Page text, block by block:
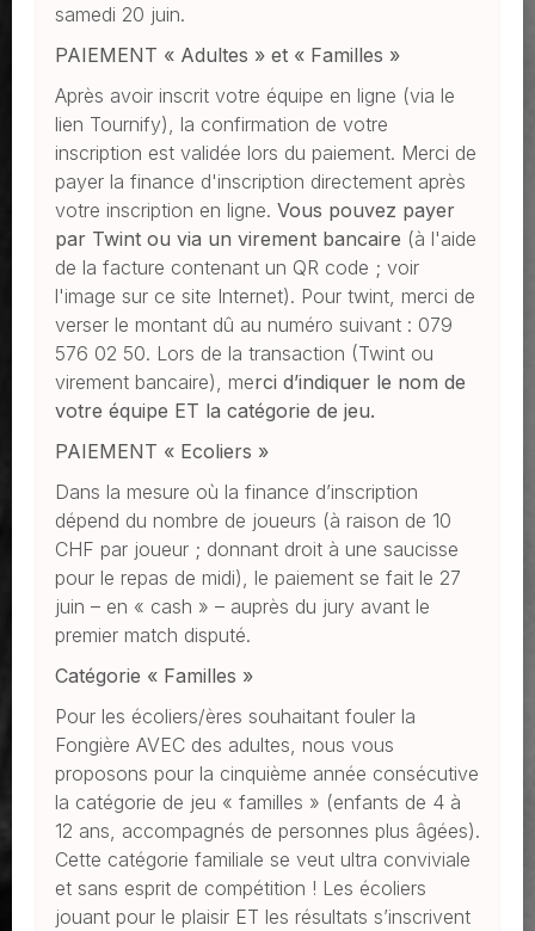
samedi 20 juin.
PAIEMENT « Adultes » et « Familles »
Après avoir inscrit votre équipe en ligne (via le
lien Tournify), la confirmation de votre
inscription est validée lors du paiement. Merci de
payer la finance d'inscription directement après
votre inscription en ligne. Vous pouvez payer
par Twint ou via un virement bancaire (à l'aide
de la facture contenant un QR code ; voir
l'image sur ce site Internet). Pour twint, merci de
verser le montant dû au numéro suivant : 079
576 02 50. Lors de la transaction (Twint ou
virement bancaire), merci d’indiquer le nom de
votre équipe ET la catégorie de jeu.
PAIEMENT « Ecoliers »
Dans la mesure où la finance d’inscription
dépend du nombre de joueurs (à raison de 10
CHF par joueur ; donnant droit à une saucisse
pour le repas de midi), le paiement se fait le 27
juin – en « cash » – auprès du jury avant le
premier match disputé.
Catégorie « Familles »
Pour les écoliers/ères souhaitant fouler la
Fongière AVEC des adultes, nous vous
proposons pour la cinquième année consécutive
la catégorie de jeu « familles » (enfants de 4 à
12 ans, accompagnés de personnes plus âgées).
Cette catégorie familiale se veut ultra conviviale
et sans esprit de compétition ! Les écoliers
jouant pour le plaisir ET les résultats s’inscrivent